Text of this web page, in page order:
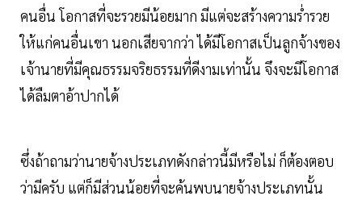
คนอื่น โอกาสที่จะรวยมีน้อยมาก มีแต่จะสร้างความร่ำรวย
ให้แก่คนอื่นเขา นอกเสียจากว่า ได้มีโอกาสเป็นลูกจ้างของ
เจ้านายที่มีคุณธรรมจริยธรรมที่ดีงามเท่านั้น จึงจะมีโอกาส
ได้ลืมตาอ้าปากได้
ซึ่งถ้าถามว่านายจ้างประเภทดังกล่าวนี้มีหรือไม่ ก็ต้องตอบ
ว่ามีครับ แต่ก็มีส่วนน้อยที่จะค้นพบนายจ้างประเภทนั้น